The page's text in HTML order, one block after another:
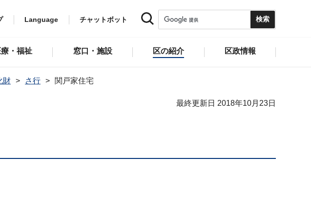
Language チャットボット
・福祉 窓口・施設 区の紹介 区政情報
財 さ行 関戸家住宅
最終更新日 2018年10月23日